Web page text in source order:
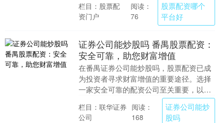
至关重要，因为它....
栏目：股票配
资门户
阅读：
76
股票配资哪个
平台好
证券公司能炒股吗 番禺股票配资：
安全可靠，助您财富增值
在番禺证券公司能炒股吗，股票配资已成
为投资者寻求财富增值的重要途径。选择
一家安全可靠的配资公司至关重要，以确
保您的资金安全和收益最大化。 配资炒股
中心拥有经验丰....
栏目：联华证券
公司
阅读：
168
证券公司能炒
股吗